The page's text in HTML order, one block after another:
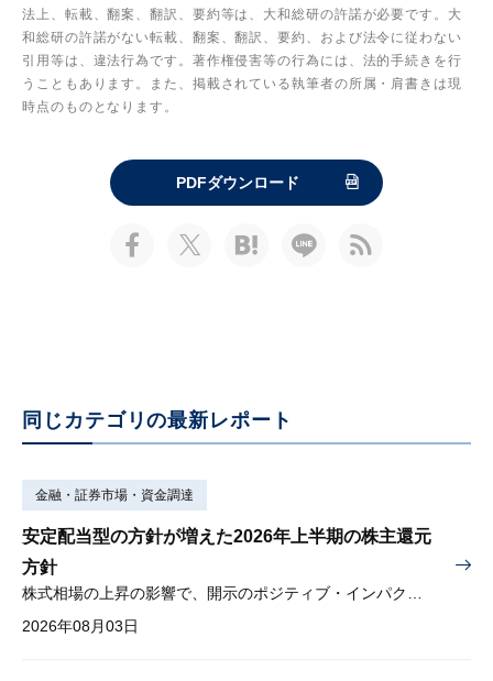
法上、転載、翻案、翻訳、要約等は、大和総研の許諾が必要です。大
和総研の許諾がない転載、翻案、翻訳、要約、および法令に従わない
引用等は、違法行為です。著作権侵害等の行為には、法的手続きを行
うこともあります。また、掲載されている執筆者の所属・肩書きは現
時点のものとなります。
PDFダウンロード
同じカテゴリの最新レポート
金融・証券市場・資金調達
安定配当型の方針が増えた2026年上半期の株主還元
方針
2026年08月03日